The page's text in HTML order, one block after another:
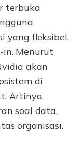
terbuka
yang fleksibel,
Menurut
akan
di
Artinya,
soal data,
organisasi.